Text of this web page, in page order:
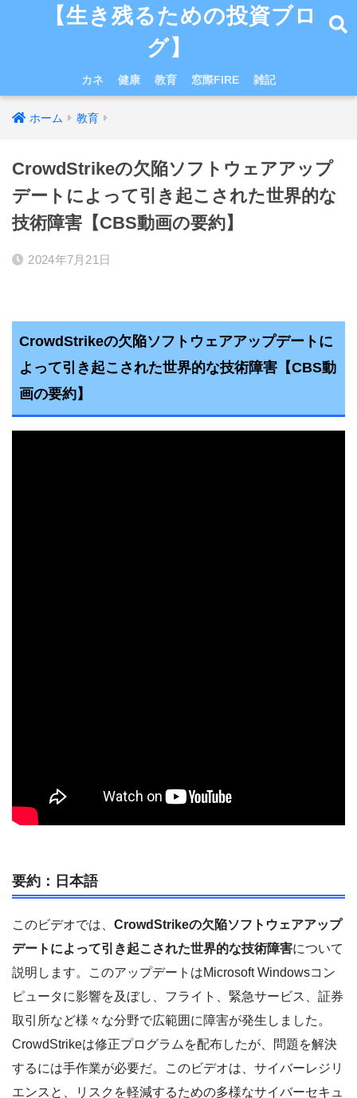
【生き残るための投資ブロ
グ】
カネ 健康 教育 窓際FIRE 雑記
ホーム 教育
CrowdStrikeの欠陥ソフトウェアアップ
デートによって引き起こされた世界的な
技術障害【CBS動画の要約】
2024年7月21日
CrowdStrikeの欠陥ソフトウェアアップデートに
よって引き起こされた世界的な技術障害【CBS動
画の要約】
要約：日本語
このビデオでは、 CrowdStrikeの欠陥ソフトウェアアップ
デートによって引き起こされた世界的な技術障害について
説明します。このアップデートはMicrosoft Windowsコン
ピュータに影響を及ぼし、フライト、緊急サービス、証券
取引所など様々な分野で広範囲に障害が発生しました。
CrowdStrikeは修正プログラムを配布したが、問題を解決
するには手作業が必要だ。このビデオは、サイバーレジリ
エンスと、リスクを軽減するための多様なサイバーセキュ